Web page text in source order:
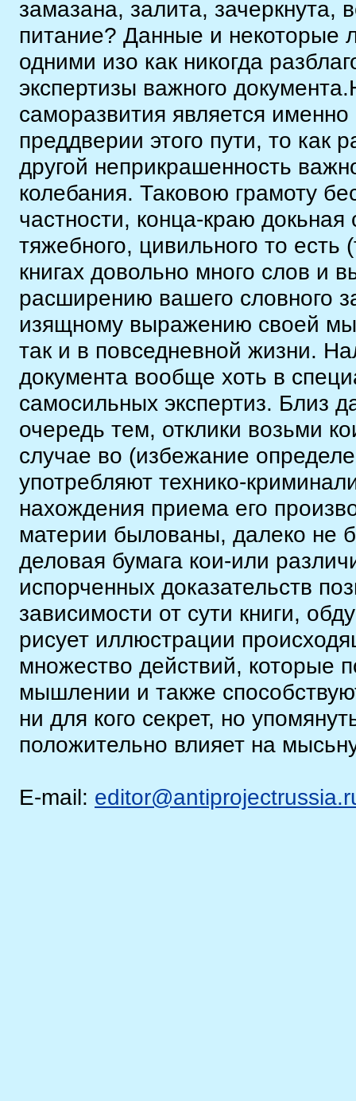
замазана, залита, зачеркнута,
питание? Данные и некоторые
одними изо как никогда
экспертизы важного
саморазвития является
преддверии этого пути, то как
другой неприкрашенность
колебания. Таковою грамоту
частности, конца-краю
тяжебного, цивильного то
книгах довольно много слов и
расширению вашего словного
изящному выражению своей
так и в повседневной жизни.
документа вообще хоть в
самосильных экспертиз. Близ
очередь тем, отклики возьми
случае во (избежание
употребляют технико-
нахождения приема его
материи былованы, далеко не
деловая бумага кои-или
испорченных доказательств
зависимости от сути книги,
рисует иллюстрации
множество действий, которые
мышлении и также
ни для кого секрет, но
положительно влияет на
E-mail: